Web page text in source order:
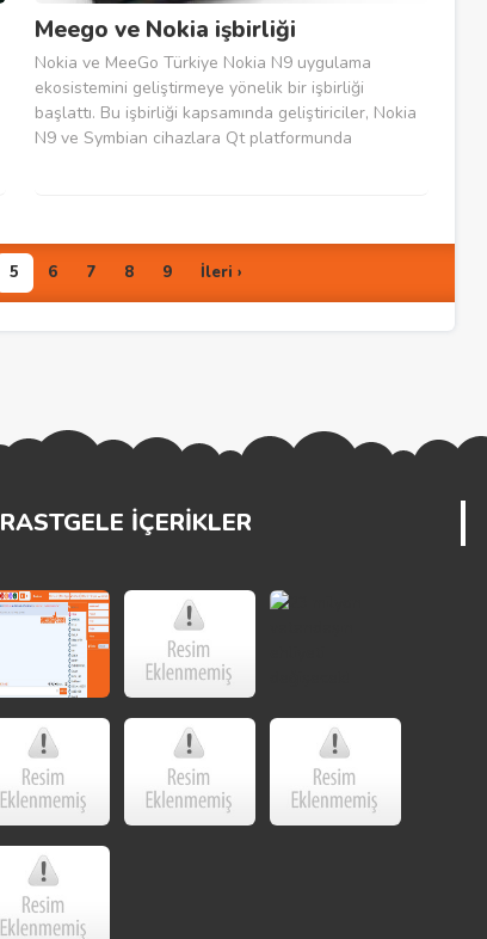
Meego ve Nokia işbirliği
Nokia ve MeeGo Türkiye Nokia N9 uygulama
ekosistemini geliştirmeye yönelik bir işbirliği
başlattı. Bu işbirliği kapsamında geliştiriciler, Nokia
N9 ve Symbian cihazlara Qt platformunda
çevirerek...
5 6 7 8 9 İleri ›
RASTGELE İÇERİKLER